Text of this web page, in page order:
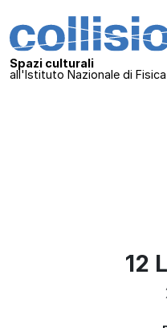
Navigazione
Collisioni – INFN
Spazi culturali
all'Istituto Nazionale di
12